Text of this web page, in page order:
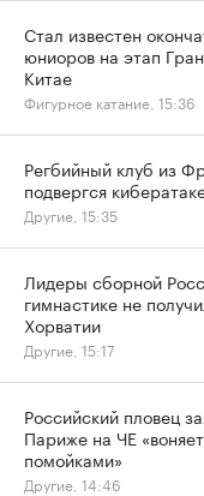
Стал известен
юниоров на этап
Китае
Фигурное катание, 15:36
Регбийный клуб из
подвергся
Другие, 15:35
Лидеры сборной
гимнастике не
Хорватии
Другие, 15:17
Российский пловец
Париже на ЧЕ
помойками»
Другие, 14:46